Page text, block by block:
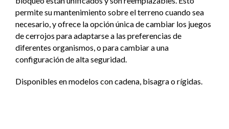
permite su mantenimiento sobre el terreno cuando sea
necesario, y ofrece la opción única de cambiar los juegos
de cerrojos para adaptarse a las preferencias de
diferentes organismos, o para cambiar a una
configuración de alta seguridad.
Disponibles en modelos con cadena, bisagra o rígidas.